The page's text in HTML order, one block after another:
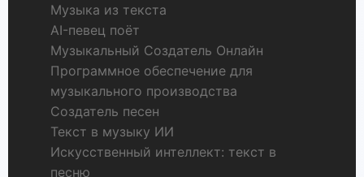
Музыка из текста
AI-певец поёт
Музыкальный Создатель Онлайн
Программное обеспечение для
музыкального производства
Создатель песен
Текст в музыку ИИ
Искусственный интеллект: текст в
песню